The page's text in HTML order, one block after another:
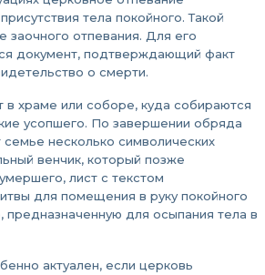
тела покойного. Такой
заочного отпевания. Для его
документ, подтверждающий факт
о смерти.
храме или соборе, куда собираются
усопшего. По завершении обряда
несколько символических
венчик, который позже
лист с текстом
для помещения в руку покойного
для осыпания тела в
актуален, если церковь